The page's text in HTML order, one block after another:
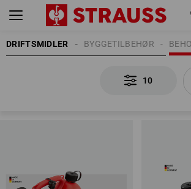
DRIFTSMIDLER BYGGETILBEHØR
10